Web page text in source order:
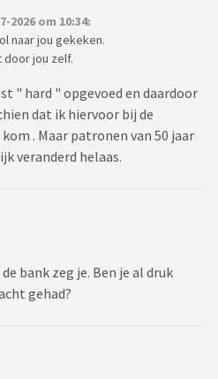
2026 om 10:34:
naar jou gekeken.
door jou zelf.
" hard " opgevoed en daardoor
dat ik hiervoor bij de
. Maar patronen van 50 jaar
veranderd helaas.
bank zeg je. Ben je al druk
gehad?